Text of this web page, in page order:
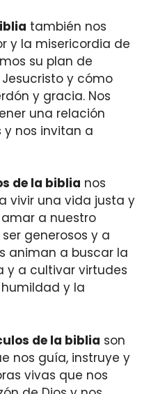
también nos
y la misericordia de
su plan de
y cómo
y gracia. Nos
una relación
y nos invitan a
de la biblia nos
vivir una vida justa y
a nuestro
generosos y a
animan a buscar la
y a cultivar virtudes
y la
de la biblia son
nos guía, instruye y
vivas que nos